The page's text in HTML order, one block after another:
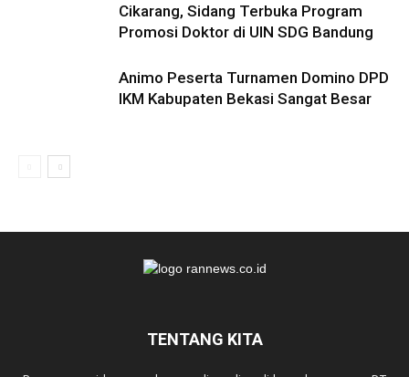
Cikarang, Sidang Terbuka Program
Promosi Doktor di UIN SDG Bandung
Animo Peserta Turnamen Domino DPD
IKM Kabupaten Bekasi Sangat Besar
TENTANG KITA